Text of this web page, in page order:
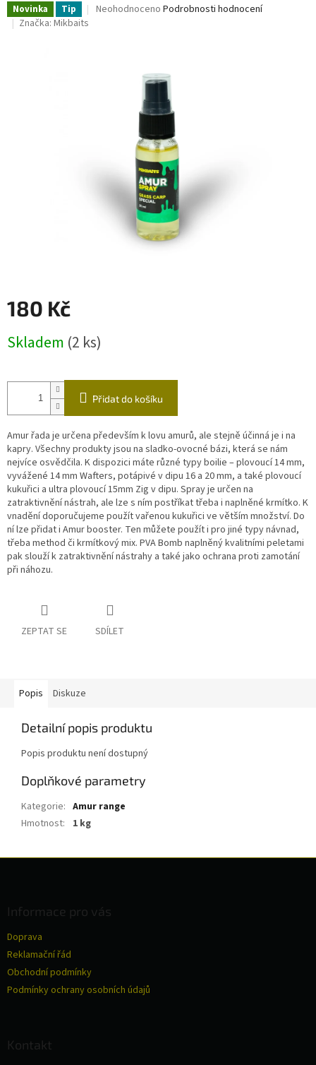
Novinka Tip
Průměrné
Neohodnoceno Podrobnosti hodnocení
Značka: Mikbaits
180 Kč
cena:
Skladem (2 ks)
Přidat do košíku
Amur řada je určena především k lovu amurů, ale stejně účinná je i na
kapry. Všechny produkty jsou na sladko-ovocné bázi, která se nám
nejvíce osvědčila. K dispozici máte různé typy boilie – plovoucí 14 mm,
vyvážené 14 mm Wafters, potápivé v dipu 16 a 20 mm, a také plovoucí
kukuřici a ultra plovoucí 15mm Zig v dipu. Spray je určen na
zatraktivnění nástrah, ale lze s ním postříkat třeba i naplněné krmítko. K
vnadění doporučujeme použít vařenou kukuřici ve větším množství. Do
ní lze přidat i Amur booster. Ten můžete použít i pro jiné typy návnad,
třeba method či krmítkový mix. PVA Bomb naplněný kvalitními peletami
pak slouží k zatraktivnění nástrahy a také jako ochrana proti zamotání
při náhozu.
ZEPTAT SE SDÍLET
Popis Diskuze
Detailní popis produktu
Popis produktu není dostupný
Doplňkové parametry
Kategorie: Amur range
Hmotnost: 1 kg
Informace pro vás
Doprava
Reklamační řád
Obchodní podmínky
Podmínky ochrany osobních údajů
Kontakt